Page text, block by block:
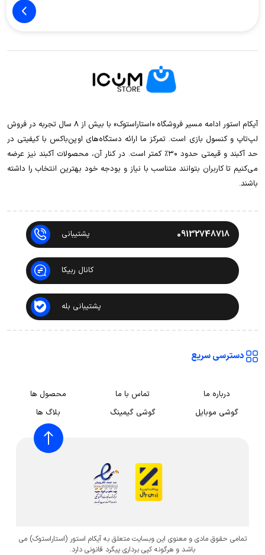
آیکام استور ادامه مسیر فروشگاه «استاراستوک» با بیش از ۸ سال تجربه در فروش
لپ‌تاپ و کنسول بازی است. تمرکز ما ارائه دستگاه‌های اوپن‌باکس با کیفیتی در
حد آکبند و قیمتی حدود ۳۰٪ کمتر است. در کنار آن، محصولات آکبند نیز عرضه
می‌کنیم تا کاربران بتوانند متناسب با نیاز و بودجه خود بهترین انتخاب را داشته
باشند.
09132748718 پشتیبانی
کانال ربیکا
پشتیبانی بله
دسترسی سریع
درباره ما تماس با ما
محصول ها
گوشی موبایل
گوشی گیمینگ بلاگ ها
تمامی حقوق مادی و معنوی این وبسایت متعلق به آیکام استور (استاراستوک) می
باشد و هرگونه کپی برداری پیگرد قانونی دارد.